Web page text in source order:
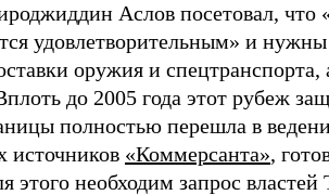
Аслов посетовал, что
удовлетворительным» и
оружия и
до 2005 года этот рубеж
полностью перешла в
источников «Коммерсанта»,
этого необходим запрос